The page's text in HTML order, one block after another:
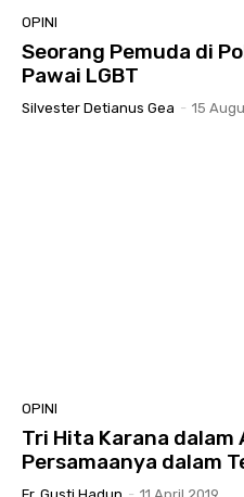
OPINI
Seorang Pemuda di
Pawai LGBT
Silvester Detianus Gea - 15
OPINI
Tri Hita Karana dalam
Persamaanya dalam